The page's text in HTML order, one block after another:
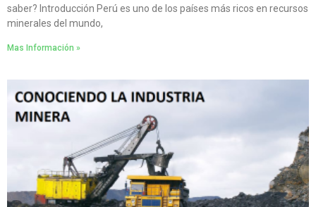
saber? Introducción Perú es uno de los países más ricos en recursos
minerales del mundo,
Mas Información »